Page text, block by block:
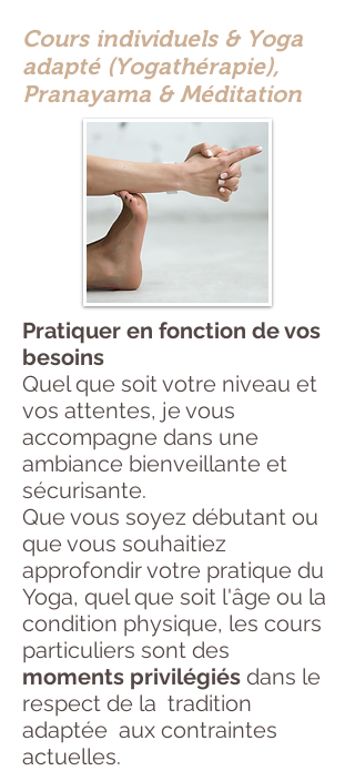
Cours individuels & Yoga
adapté (Yogathérapie),
Pranayama & Méditation
Pratiquer en fonction de vos
besoins
Quel que soit votre niveau et
vos attentes, je vous
accompagne dans une
ambiance bienveillante et
sécurisante.
Que vous soyez débutant ou
que vous souhaitiez
approfondir votre pratique du
Yoga, quel que soit l'âge ou la
condition physique, les cours
particuliers sont des
moments privilégiés dans le
respect de la tradition
adaptée aux contraintes
actuelles.